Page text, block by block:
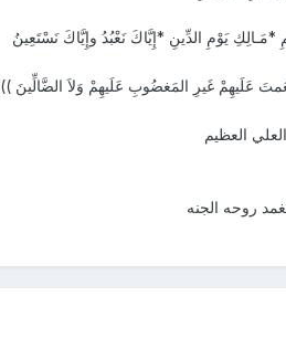
يَوْمِ الدِّينِ *إِيَّاكَ نَعْبُدُ وإِيَّاكَ نَسْتَعِينُ
عَلَيهِمْ غَيرِ المَغضُوبِ عَلَيهِمْ وَلاَ الضَّالِّينَ ))
العظيم
روحه الجنه